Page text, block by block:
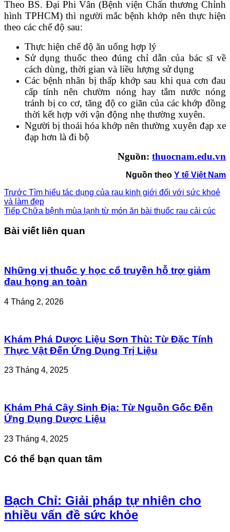
Theo BS. Đại Phi Vân (Bệnh viện Chấn thương Chỉnh
hình TPHCM) thì người mắc bệnh khớp nên thực hiện
theo các chế độ sau:
Thực hiện chế độ ăn uống hợp lý
Sử dụng thuốc theo đúng chỉ dẫn của bác sĩ về
cách dùng, thời gian và liều lượng sử dụng
Các bệnh nhân bị thấp khớp sau khi qua cơn đau
cấp tính nên chườm nóng hay tắm nước nóng
tránh bị co cơ, tăng độ co giãn của các khớp đồng
thời kết hợp với vận động nhẹ thường xuyên.
Người bị thoái hóa khớp nên thường xuyên đạp xe
đạp hơn là đi bộ
Nguồn: thuocnam.edu.vn
Nguồn theo Y tế Việt Nam
Trước Tìm hiểu tác dụng của rau kinh giới đối với sức khoẻ
và làm đẹp
Tiếp Chữa bệnh mùa lạnh từ món ăn bài thuốc rau cải cúc
Bài viết liên quan
Những vị thuốc y học cổ truyền hỗ trợ giảm
đau họng an toàn
4 Tháng 2, 2026
Khám Phá Dược Liệu Sơn Thù: Từ Đặc Tính
Thực Vật Đến Ứng Dụng Trị Liệu
23 Tháng 4, 2025
Khám Phá Cây Sinh Địa: Từ Nguồn Gốc Đến
Ứng Dụng Dược Liệu
23 Tháng 4, 2025
Có thể bạn quan tâm
Bạch Chỉ: Giải pháp tự nhiên cho
nhiều vấn đề sức khỏe